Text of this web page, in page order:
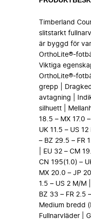
Timberland
slitstarkt
är byggd för
OrthoLite®-
Viktiga
OrthoLite®-
grepp |
avtagning |
silhuett |
18.5 – MX 17.0
UK 11.5 – US
– BZ 29.5 – FR
| EU 32 – CM
CN 195(1.0) –
MX 20.0 – JP
1.5 – US 2 M/M
BZ 33 – FR 2.5
Medium bredd
Fullnarvläder |